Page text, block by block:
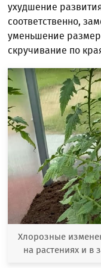
ухудшение
соответственно,
уменьшение
скручивание по
Хлорозные
на растениях и в